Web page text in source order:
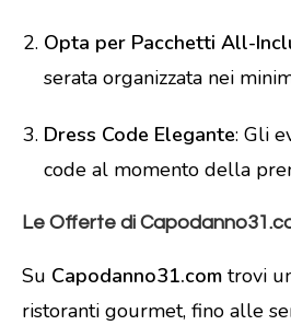
Opta per Pacchetti All-
serata organizzata nei
Dress Code Elegante: Gli
code al momento della
Le Offerte di
Su Capodanno31.com trovi
ristoranti gourmet, fino alle